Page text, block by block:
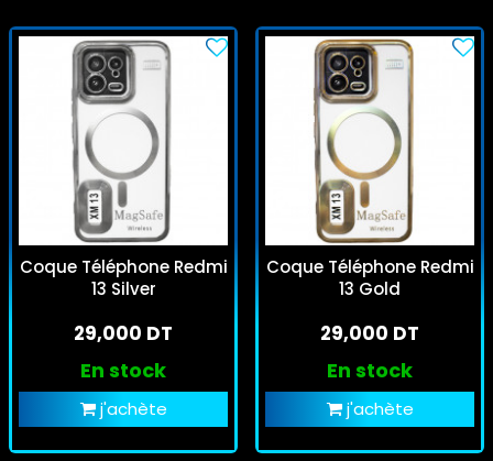
Coque Téléphone Redmi
13 Silver
29,000 DT
En stock
j'achète
Coque Téléphone Redmi
13 Gold
29,000 DT
En stock
j'achète